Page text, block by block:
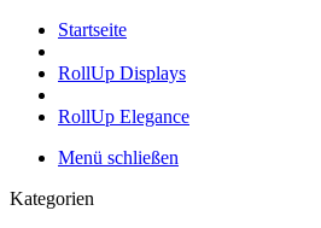
Startseite
RollUp Displays
RollUp Elegance
Menü schließen
Kategorien